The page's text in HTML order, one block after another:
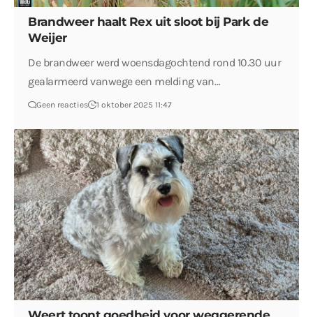
Brandweer haalt Rex uit sloot bij Park de
Weijer
De brandweer werd woensdagochtend rond 10.30 uur
gealarmeerd vanwege een melding van…
Geen reacties 1 oktober 2025 11:47